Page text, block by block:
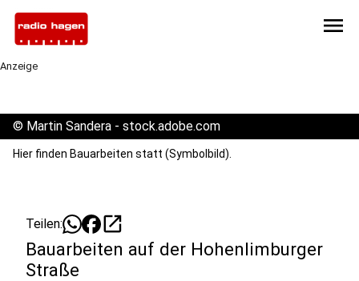
menu
Anzeige
© Martin Sandera - stock.adobe.com
Hier finden Bauarbeiten statt (Symbolbild).
Teilen: open_in_new
Bauarbeiten auf der Hohenlimburger
Straße